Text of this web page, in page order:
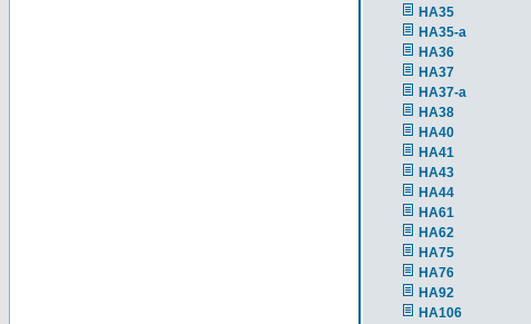
HA35
HA35-a
HA36
HA37
HA37-a
HA38
HA40
HA41
HA43
HA44
HA61
HA62
HA75
HA76
HA92
HA106